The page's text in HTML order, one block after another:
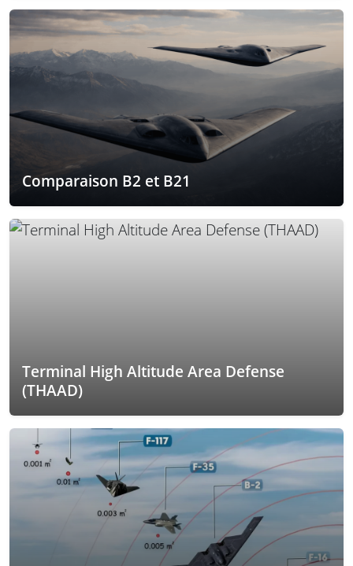
Comparaison B2 et B21
Terminal High Altitude Area Defense
(THAAD)